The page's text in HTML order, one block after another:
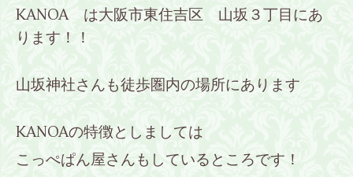
KANOA は大阪市東住吉区 山坂３丁目にあ
ります！！
山坂神社さんも徒歩圏内の場所にあります
KANOAの特徴としましては
こっぺぱん屋さんもしているところです！